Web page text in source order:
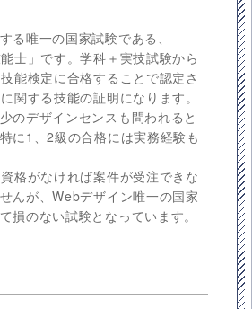
る唯一の国家試験である、
士」です。学科＋実技試験から
能検定に合格することで認定さ
関する技能の証明になります。
のデザインセンスも問われると
に1、2級の合格には実務経験も
格がなければ案件が受注できな
んが、Webデザイン唯一の国家
損のない試験となっています。